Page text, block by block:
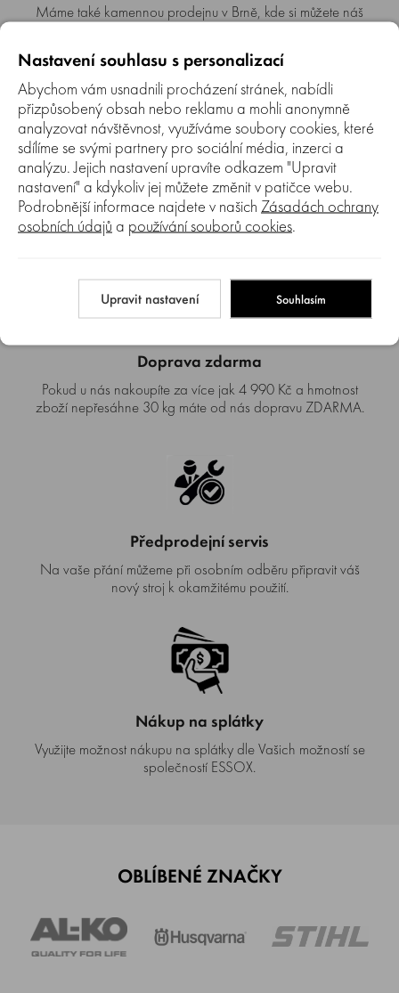
Máme také kamennou prodejnu v Brně, kde si můžete náš
Autorizovaný SERVIS
Jsme autorizovaný servis. Provádíme záruční i pozáruční
servis prodávaných značek.
Doprava zdarma
Pokud u nás nakoupíte za více jak 4 990 Kč a hmotnost
zboží nepřesáhne 30 kg máte od nás dopravu ZDARMA.
Předprodejní servis
Na vaše přání můžeme při osobním odběru připravit váš
nový stroj k okamžitému použití.
Nákup na splátky
Využijte možnost nákupu na splátky dle Vašich možností se
společností ESSOX.
OBLÍBENÉ ZNAČKY
Nastavení souhlasu s personalizací
Abychom vám usnadnili procházení stránek, nabídli
přizpůsobený obsah nebo reklamu a mohli anonymně
analyzovat návštěvnost, využíváme soubory cookies, které
sdílíme se svými partnery pro sociální média, inzerci a
analýzu. Jejich nastavení upravíte odkazem "Upravit
nastavení" a kdykoliv jej můžete změnit v patičce webu.
Podrobnější informace najdete v našich Zásadách ochrany
osobních údajů a používání souborů cookies.
Upravit nastavení Souhlasím